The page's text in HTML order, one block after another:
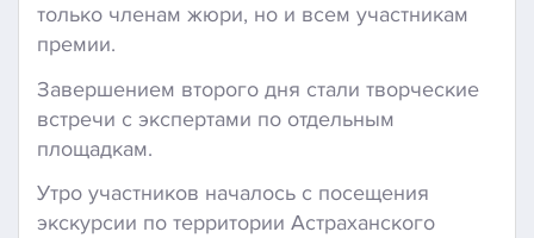
только членам жюри, но и всем участникам
премии.
Завершением второго дня стали творческие
встречи с экспертами по отдельным
площадкам.
Утро участников началось с посещения
экскурсии по территории Астраханского